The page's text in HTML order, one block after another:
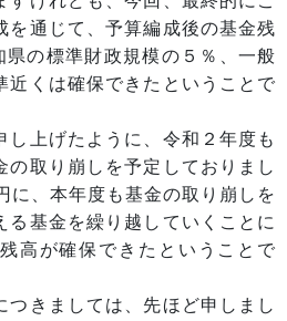
を通じて、予算編成後の基金残
の標準財政規模の５％、一般
近くは確保できたということで
上げたように、令和２年度も
の取り崩しを予定しておりまし
に、本年度も基金の取り崩しを
る基金を繰り越していくことに
高が確保できたということで
きましては、先ほど申しまし